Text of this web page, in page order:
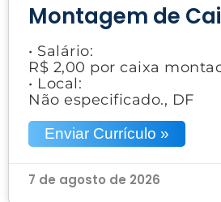
Montagem de
• Salário:
R$ 2,00 por caixa
• Local:
Não especificado., DF
Enviar Currículo »
7 de agosto de 2026